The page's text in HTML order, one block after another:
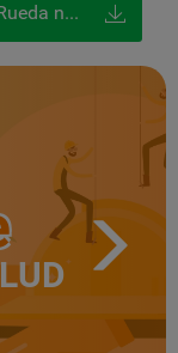
Descargar Nota de Prensa, Carmen Rueda nueva directora Gerente FM